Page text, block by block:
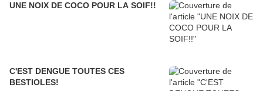
UNE NOIX DE COCO POUR LA SOIF!!
C'EST DENGUE TOUTES CES
BESTIOLES!